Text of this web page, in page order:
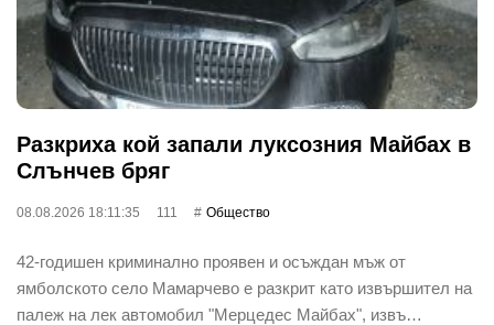
Разкриха кой запали луксозния Майбах в
Слънчев бряг
08.08.2026 18:11:35 111 Общество
42-годишен криминално проявен и осъждан мъж от
ямболското село Мамарчево е разкрит като извършител на
палеж на лек автомобил "Мерцедес Майбах", извъ…